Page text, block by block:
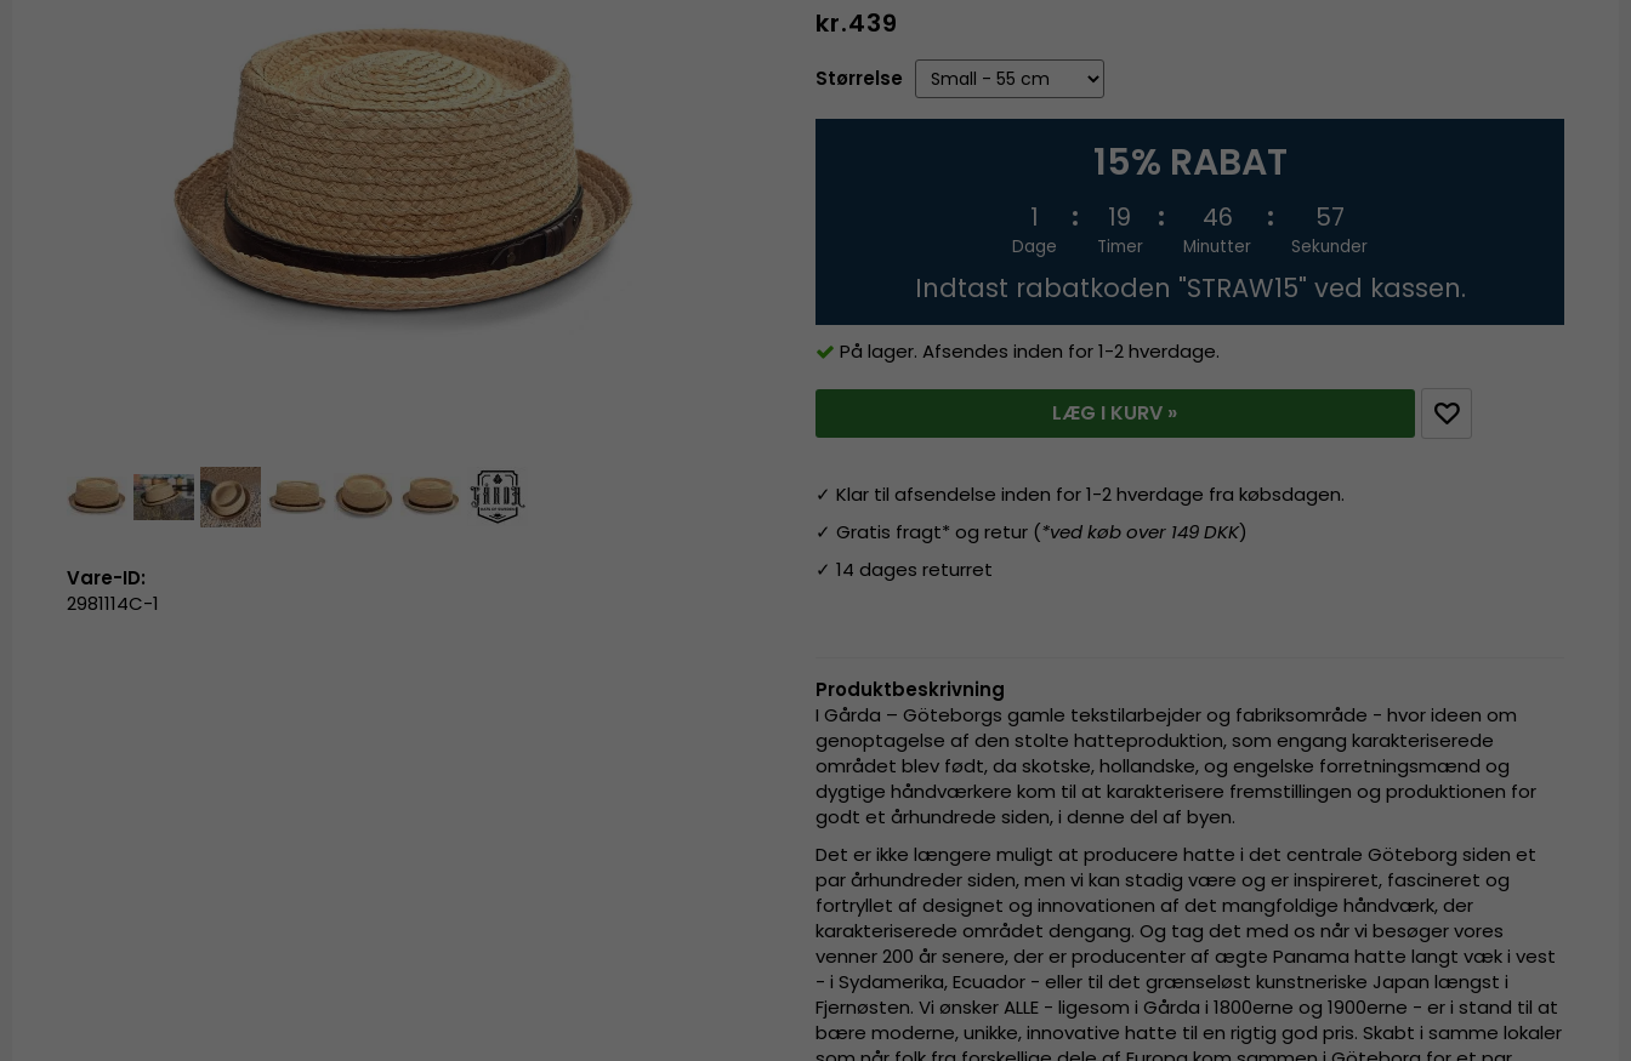
kr.439
Størrelse
15% RABAT
1
Dage
19
Timer
46
Minutter
56
Sekunder
Indtast rabatkoden "STRAW15" ved kassen.
På lager. Afsendes inden for 1-2 hverdage.
LÆG I KURV »
✓ Klar til afsendelse inden for 1-2 hverdage fra købsdagen.
✓ Gratis fragt* og retur (*ved køb over 149 DKK)
✓ 14 dages returret
Produktbeskrivning
I Gårda – Göteborgs gamle tekstilarbejder og fabriksområde - hvor ideen om
genoptagelse af den stolte hatteproduktion, som engang karakteriserede
området blev født, da skotske, hollandske, og engelske forretningsmænd og
dygtige håndværkere kom til at karakterisere fremstillingen og produktionen for
godt et århundrede siden, i denne del af byen.
Det er ikke længere muligt at producere hatte i det centrale Göteborg siden et
par århundreder siden, men vi kan stadig være og er inspireret, fascineret og
fortryllet af designet og innovationen af det mangfoldige håndværk, der
karakteriserede området dengang. Og tag det med os når vi besøger vores
venner 200 år senere, der er producenter af ægte Panama hatte langt væk i vest
- i Sydamerika, Ecuador - eller til det grænseløst kunstneriske Japan længst i
Fjernøsten. Vi ønsker ALLE - ligesom i Gårda i 1800erne og 1900erne - er i stand til at
bære moderne, unikke, innovative hatte til en rigtig god pris. Skabt i samme lokaler
Vare-ID:
2981114C-1